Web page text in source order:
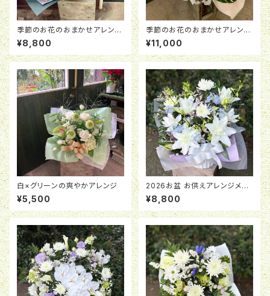
季節のお花のおまかせアレンジ
メント
¥8,800
季節のお花のおまかせアレンジ
メント
¥11,000
白×グリーンの爽やかアレンジ
¥5,500
2026お盆 お供えアレンジメン
ト「月明」 ￥8,800
¥8,800